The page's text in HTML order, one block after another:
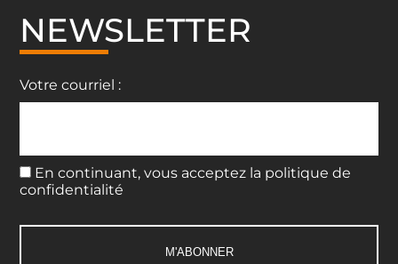
NEWSLETTER
Votre courriel :
En continuant, vous acceptez la politique de
confidentialité